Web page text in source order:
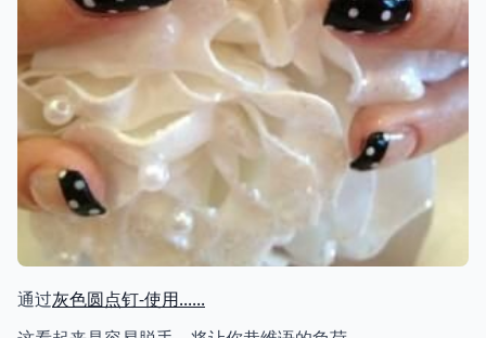
通过灰色圆点钉-使用......